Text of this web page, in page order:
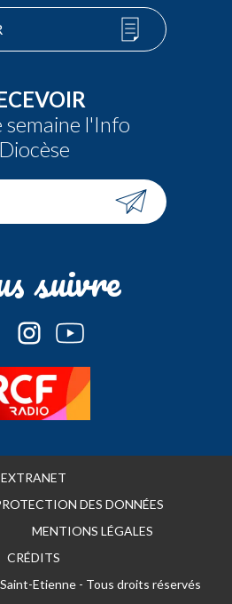
semaine l'Info
Diocèse
suivre
EXTRANET
DES DONNÉES
MENTIONS LÉGALES
CRÉDITS
Etienne - Tous droits réservés